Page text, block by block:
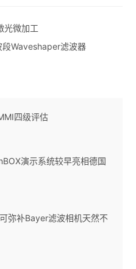
光微加工
Waveshaper滤波器
四级评估
演示系统较早亮相德国
弥补Bayer滤波相机天然不